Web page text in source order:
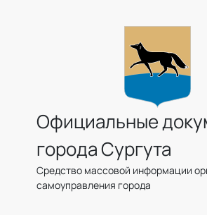
Официальные
города Сургута
Средство массовой информации
самоуправления города